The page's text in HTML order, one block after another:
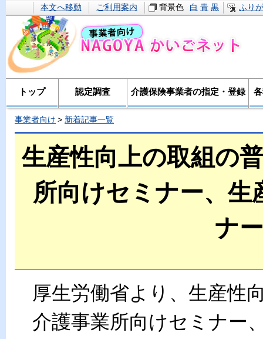
本文へ移動 ご利用案内 背景色 白 青 黒 ふり
トップ 認定調査 介護保険事業者の指定・登録
事業者向け 新着記事一覧
生産性向上の取組の
所向けセミナー、生
ナ
厚生労働省より、生産性
介護事業所向けセミナー